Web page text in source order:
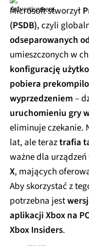
Microsoft stworzył
(PSDB), czyli
odseparowanych
umieszczonych w
konfigurację
pobiera
wyprzedzeniem–
uruchomieniu gry
eliminuje czekanie.
lat, ale teraztrafia
ważne dla
X, mających
Aby skorzystać z
potrzebna jest
aplikacji Xbox na
Xbox Insiders.